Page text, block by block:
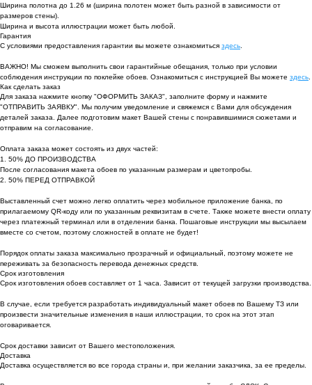
Ширина полотна до 1.26 м (ширина полотен может быть разной в зависимости от
размеров стены).
Ширина и высота иллюстрации может быть любой.
Гарантия
С условиями предоставления гарантии вы можете ознакомиться здесь
ВАЖНО! Мы сможем выполнить свои гарантийные обещания, только при условии
соблюдения инструкции по поклейке обоев. Ознакомиться с инструкцией Вы можете здесь
Как сделать заказ
Для заказа нажмите кнопку "ОФОРМИТЬ ЗАКАЗ", заполните форму и нажмите
"ОТПРАВИТЬ ЗАЯВКУ". Мы получим уведомление и свяжемся с Вами для обсуждения
деталей заказа. Далее подготовим макет Вашей стены с понравившимися сюжетами и
отправим на согласование.
Оплата заказа может состоять из двух частей:
1. 50% ДО ПРОИЗВОДСТВА
После согласования макета обоев по указанным размерам и цветопробы.
2. 50% ПЕРЕД ОТПРАВКОЙ
Выставленный счет можно легко оплатить через мобильное приложение банка, по
прилагаемому QR-коду или по указанным реквизитам в счете. Также можете внести оплату
через платежный терминал или в отделении банка. Пошаговые инструкции мы высылаем
вместе со счетом, поэтому сложностей в оплате не будет!
Порядок оплаты заказа максимально прозрачный и официальный, поэтому можете не
переживать за безопасность перевода денежных средств.
Срок изготовления
Срок изготовления обоев составляет от 1 часа. Зависит от текущей загрузки производства.
В случае, если требуется разработать индивидуальный макет обоев по Вашему ТЗ или
произвести значительные изменения в наши иллюстрации, то срок на этот этап
оговаривается.
Срок доставки зависит от Вашего местоположения.
Доставка
Доставка осуществляется во все города страны и, при желании заказчика, за ее пределы.